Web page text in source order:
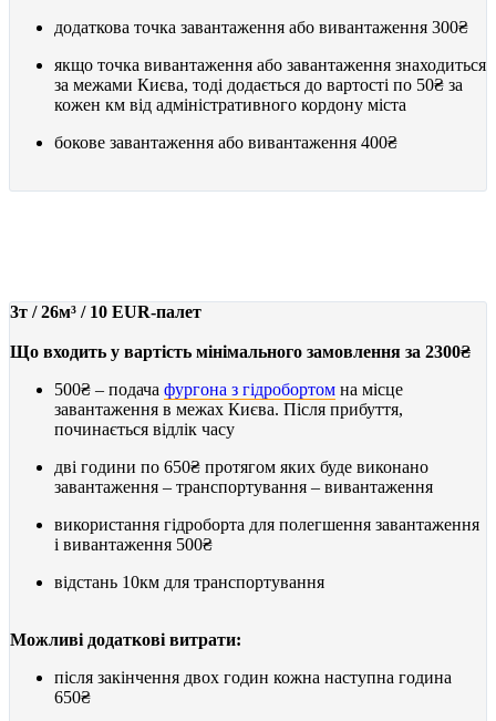
додаткова точка завантаження або вивантаження 300₴
якщо точка вивантаження або завантаження знаходиться
за межами Києва, тоді додається до вартості по 50₴ за
кожен км від адміністративного кордону міста
бокове завантаження або вивантаження 400₴
3т / 26м³ / 10 EUR-палет
Що входить у вартість мінімального замовлення за 2300₴
500₴ – подача фургона з гідробортом на місце
завантаження в межах Києва. Після прибуття,
починається відлік часу
дві години по 650₴ протягом яких буде виконано
завантаження – транспортування – вивантаження
використання гідроборта для полегшення завантаження
і вивантаження 500₴
відстань 10км для транспортування
Можливі додаткові витрати:
після закінчення двох годин кожна наступна година
650₴